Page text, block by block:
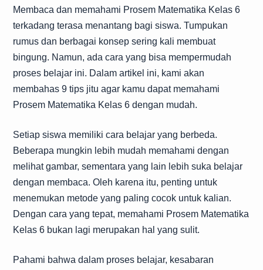
Membaca dan memahami Prosem Matematika Kelas 6
terkadang terasa menantang bagi siswa. Tumpukan
rumus dan berbagai konsep sering kali membuat
bingung. Namun, ada cara yang bisa mempermudah
proses belajar ini. Dalam artikel ini, kami akan
membahas 9 tips jitu agar kamu dapat memahami
Prosem Matematika Kelas 6 dengan mudah.
Setiap siswa memiliki cara belajar yang berbeda.
Beberapa mungkin lebih mudah memahami dengan
melihat gambar, sementara yang lain lebih suka belajar
dengan membaca. Oleh karena itu, penting untuk
menemukan metode yang paling cocok untuk kalian.
Dengan cara yang tepat, memahami Prosem Matematika
Kelas 6 bukan lagi merupakan hal yang sulit.
Pahami bahwa dalam proses belajar, kesabaran